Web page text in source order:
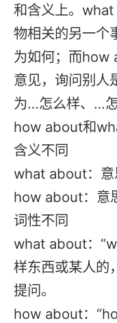
和含义上。
物相关的另一个
为如何；而how
意见，询问别人
为…怎么样、…怎
how about和
含义不同
what about：意
how about：意
词性不同
what about：
样东西或某人的
提问。
how about：